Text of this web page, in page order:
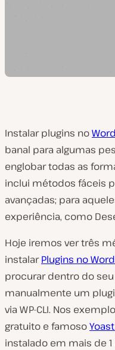
Instalar plugins no
banal para algumas
englobar todas as
inclui métodos fáceis
avançadas; para
experiência, como
Hoje iremos ver três
instalarPlugins no
procurar dentro do
manualmente um
via WP-CLI. Nos
gratuito e famoso
instalado em mais de